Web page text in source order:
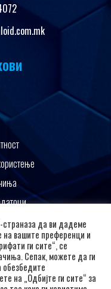
од
да ви дадеме
на вашите преференци и
ги сите“, се
Сепак, можете да ги
обезбедите
на „Одбијте ги сите“ за